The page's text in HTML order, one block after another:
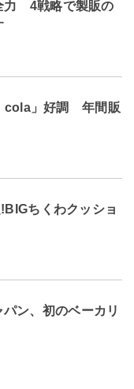
力 4戦略で製販の
cola」好調 年間販
ちくわクッショ
パン、初のベーカリ